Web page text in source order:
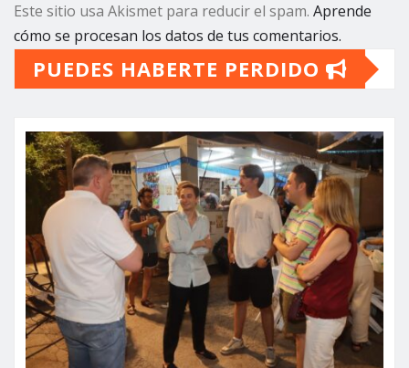
Este sitio usa Akismet para reducir el spam. Aprende
cómo se procesan los datos de tus comentarios.
PUEDES HABERTE PERDIDO